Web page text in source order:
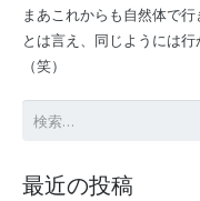
まあこれからも自然体で行
とは言え、同じようには
（笑）
最近の投稿